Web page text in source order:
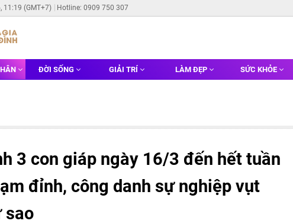
11:19 (GMT+7) Hotline: 0909 750 307
ĐỜI SỐNG GIẢI TRÍ LÀM ĐẸP SỨC KHỎE
3 con giáp ngày 16/3 đến hết tuần
đỉnh, công danh sự nghiệp vụt
sao